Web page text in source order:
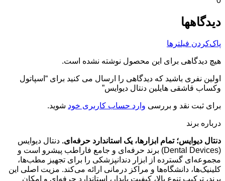
دیدگاهها
پاک‌کردن فیلترها
هیچ دیدگاهی برای این محصول نوشته نشده است.
اولین نفری باشید که دیدگاهی را ارسال می کنید برای “اسپاتول
وکساب قاشقی هایلین دنتال دیوایس”
برای ثبت نقد و بررسی وارد حساب کاربری خود شوید.
درباره برند
دنتال دیوایس؛ تمام ابزارها، یک استاندارد حرفه‌ای. دنتال دیوایس
(Dental Devices) برند حرفه‌ای و جامع فاراطب پیشرو است و
مجموعه‌ای گسترده از ابزار دندانپزشکی را برای تجهیز مطب‌ها،
کلینیک‌ها، دانشگاه‌ها و مراکز درمانی ارائه می‌کند. مزیت اصلی این
برند، ترکیب تنوع بالا، کیفیت پایدار، استاندارد حرفه‌ای و امکان